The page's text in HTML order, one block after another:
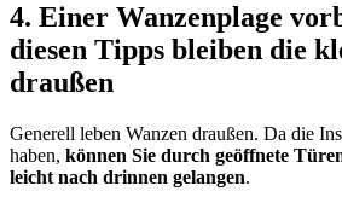
4. Einer Wanzenplage
diesen Tipps bleiben die
draußen
Generell leben Wanzen draußen. Da die
haben, können Sie durch geöffnete
leicht nach drinnen gelangen.